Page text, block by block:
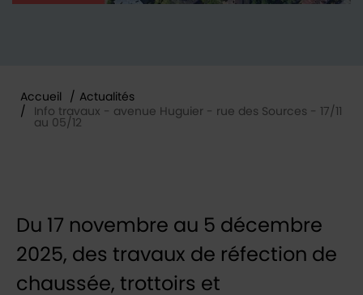
Vous êtes ici :
Accueil / Actualités
/
Info travaux - avenue Huguier - rue des Sources - 17/11
au 05/12
Du 17 novembre au 5 décembre
2025, des travaux de réfection de
chaussée, trottoirs et